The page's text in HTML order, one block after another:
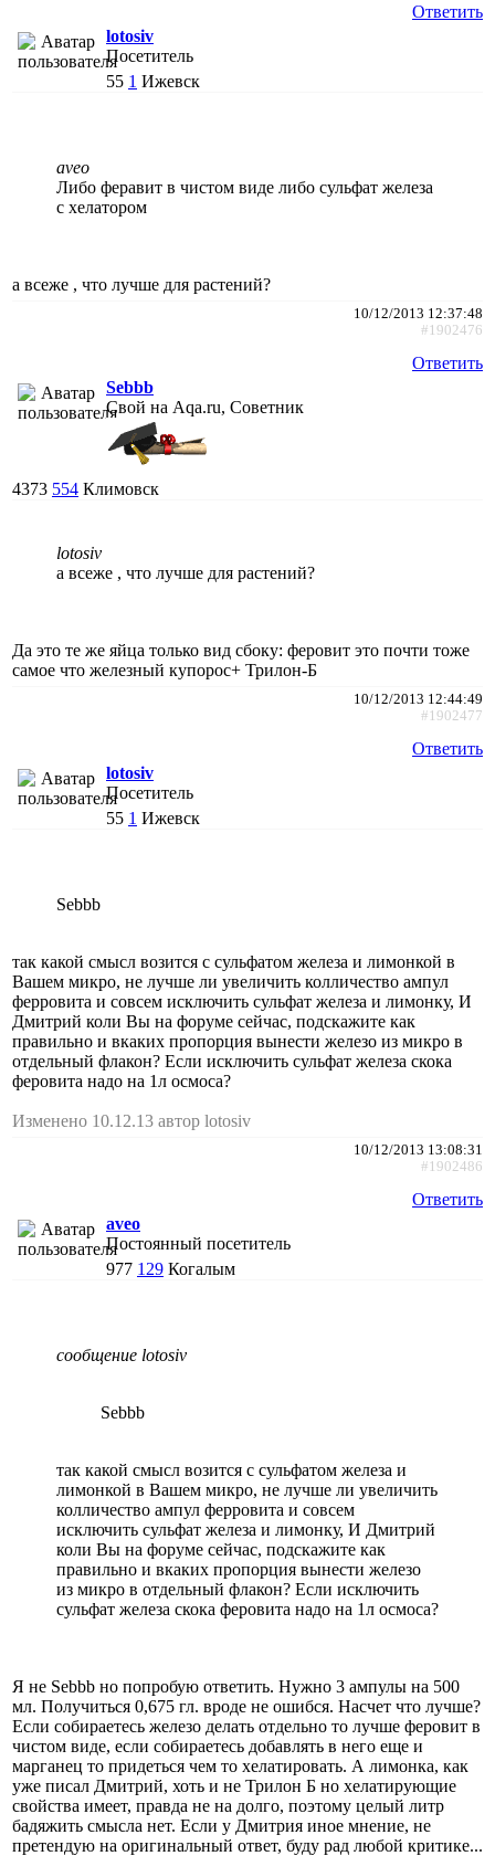
Ответить
lotosiv
Посетитель
55 1 Ижевск
aveo
Либо феравит в чистом виде либо сульфат железа
с хелатором
а всеже , что лучше для растений?
10/12/2013 12:37:48
#1902476
Ответить
Sebbb
Свой на Aqa.ru, Советник
4373 554 Климовск
lotosiv
а всеже , что лучше для растений?
Да это те же яйца только вид сбоку: феровит это почти тоже
самое что железный купорос+ Трилон-Б
10/12/2013 12:44:49
#1902477
Ответить
lotosiv
Посетитель
55 1 Ижевск
Sebbb
так какой смысл возится с сульфатом железа и лимонкой в
Вашем микро, не лучше ли увеличить колличество ампул
ферровита и совсем исключить сульфат железа и лимонку, И
Дмитрий коли Вы на форуме сейчас, подскажите как
правильно и вкаких пропорция вынести железо из микро в
отдельный флакон? Если исключить сульфат железа скока
феровита надо на 1л осмоса?
Изменено 10.12.13 автор lotosiv
10/12/2013 13:08:31
#1902486
Ответить
aveo
Постоянный посетитель
977 129 Когалым
сообщение lotosiv
Sebbb
так какой смысл возится с сульфатом железа и
лимонкой в Вашем микро, не лучше ли увеличить
колличество ампул ферровита и совсем
исключить сульфат железа и лимонку, И Дмитрий
коли Вы на форуме сейчас, подскажите как
правильно и вкаких пропорция вынести железо
из микро в отдельный флакон? Если исключить
сульфат железа скока феровита надо на 1л осмоса?
Я не Sebbb но попробую ответить. Нужно 3 ампулы на 500
мл. Получиться 0,675 гл. вроде не ошибся. Насчет что лучше?
Если собираетесь железо делать отдельно то лучше феровит в
чистом виде, если собираетесь добавлять в него еще и
марганец то придеться чем то хелатировать. А лимонка, как
уже писал Дмитрий, хоть и не Трилон Б но хелатирующие
свойства имеет, правда не на долго, поэтому целый литр
бадяжить смысла нет. Если у Дмитрия иное мнение, не
претендую на оригинальный ответ, буду рад любой критике...